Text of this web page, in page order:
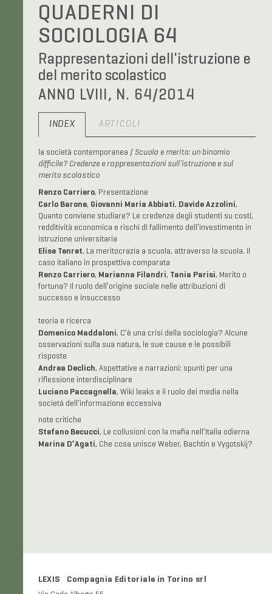
QUADERNI DI
SOCIOLOGIA 64
Rappresentazioni dell'istruzione e
del merito scolastico
ANNO LVIII, N. 64/2014
INDEX ARTICOLI
la società contemporanea / Scuola e merito: un binomio
difficile? Credenze e rappresentazioni sull’istruzione e sul
merito scolastico
Renzo Carriero, Presentazione
Carlo Barone, Giovanni Maria Abbiati, Davide Azzolini,
Quanto conviene studiare? Le credenze degli studenti su costi,
redditività economica e rischi di fallimento dell’investimento in
istruzione universitaria
Elise Tenret, La meritocrazia a scuola, attraverso la scuola. Il
caso italiano in prospettiva comparata
Renzo Carriero, Marianna Filandri, Tania Parisi, Merito o
fortuna? Il ruolo dell’origine sociale nelle attribuzioni di
successo e insuccesso
teoria e ricerca
Domenico Maddaloni, C’è una crisi della sociologia? Alcune
osservazioni sulla sua natura, le sue cause e le possibili
risposte
Andrea Declich, Aspettative e narrazioni: spunti per una
riflessione interdisciplinare
Luciano Paccagnella, Wiki leaks e il ruolo dei media nella
società dell’informazione eccessiva
note critiche
Stefano Becucci, Le collusioni con la mafia nell’Italia odierna
Marina D’Agati, Che cosa unisce Weber, Bachtin e Vygotskij?
LEXIS Compagnia Editoriale in Torino srl